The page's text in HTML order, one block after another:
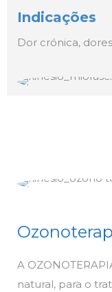
Indicações
Dor crónica,
A
natural, para o